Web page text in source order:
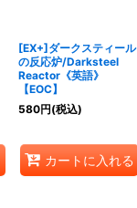
[EX+]ダークスティール
の反応炉/Darksteel
Reactor《英語》
【EOC】
580円(税込)
カートに入れる